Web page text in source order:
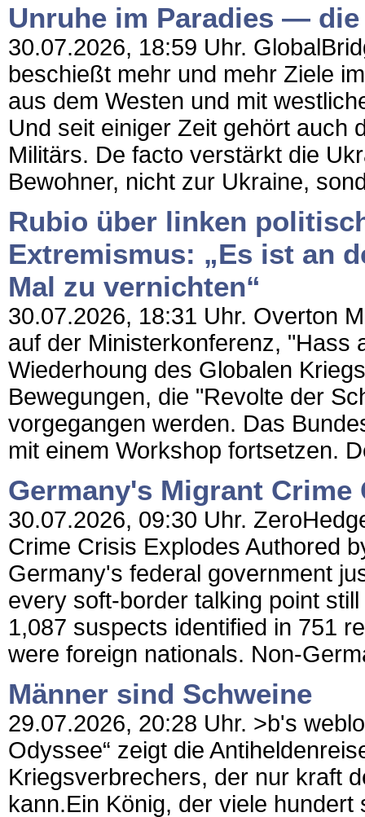
Unruhe im Paradies —
30.07.2026, 18:59 Uhr.
beschießt mehr und mehr Ziele
aus dem Westen und mit
Und seit einiger Zeit gehört auch
Militärs. De facto verstärkt die
Bewohner, nicht zur Ukraine,
Rubio über linken
Extremismus: „Es ist an
Mal zu vernichten“
30.07.2026, 18:31 Uhr. Overton
auf der Ministerkonferenz, "Hass
Wiederhoung des Globalen
Bewegungen, die "Revolte der
vorgegangen werden. Das
mit einem Workshop fortsetzen.
Germany's Migrant
30.07.2026, 09:30 Uhr.
Crime Crisis Explodes Authored
Germany's federal government
every soft-border talking point
1,087 suspects identified in 751
were foreign nationals. Non-
Männer sind Schweine
29.07.2026, 20:28 Uhr. >b's
Odyssee“ zeigt die
Kriegsverbrechers, der nur kraft
kann.Ein König, der viele